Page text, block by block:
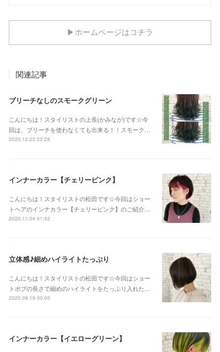
▶ホームページはコチラ
関連記事
ブリーチなしのスモークグリーン
こんにちは！スタイリストの上長(かみなが)です☆今
回は、ブリーチを使わなくても出来る！！スモーク…
2020.12.22 23:28
インナーカラー【チェリーピンク】
こんにちは！スタイリストの松田です☆今回はショー
トヘアのインナカラー【チェリーピンク】のご紹介…
2020.11.04 01:42
立体感♪細めハイライトたっぷり
こんにちは！スタイリストの松田です☆今回はショー
トボブの長さで細めのハイライトをたっぷり入れた…
2020.09.19 00:00
インナーカラー【イエローグリーン】